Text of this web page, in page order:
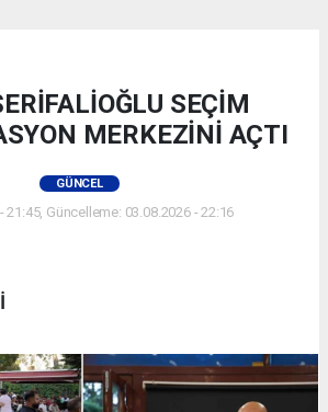
SEÇİM
MERKEZİNİ AÇTI
GÜNCEL
21:45, Güncelleme: 03.08.2026 - 22:16